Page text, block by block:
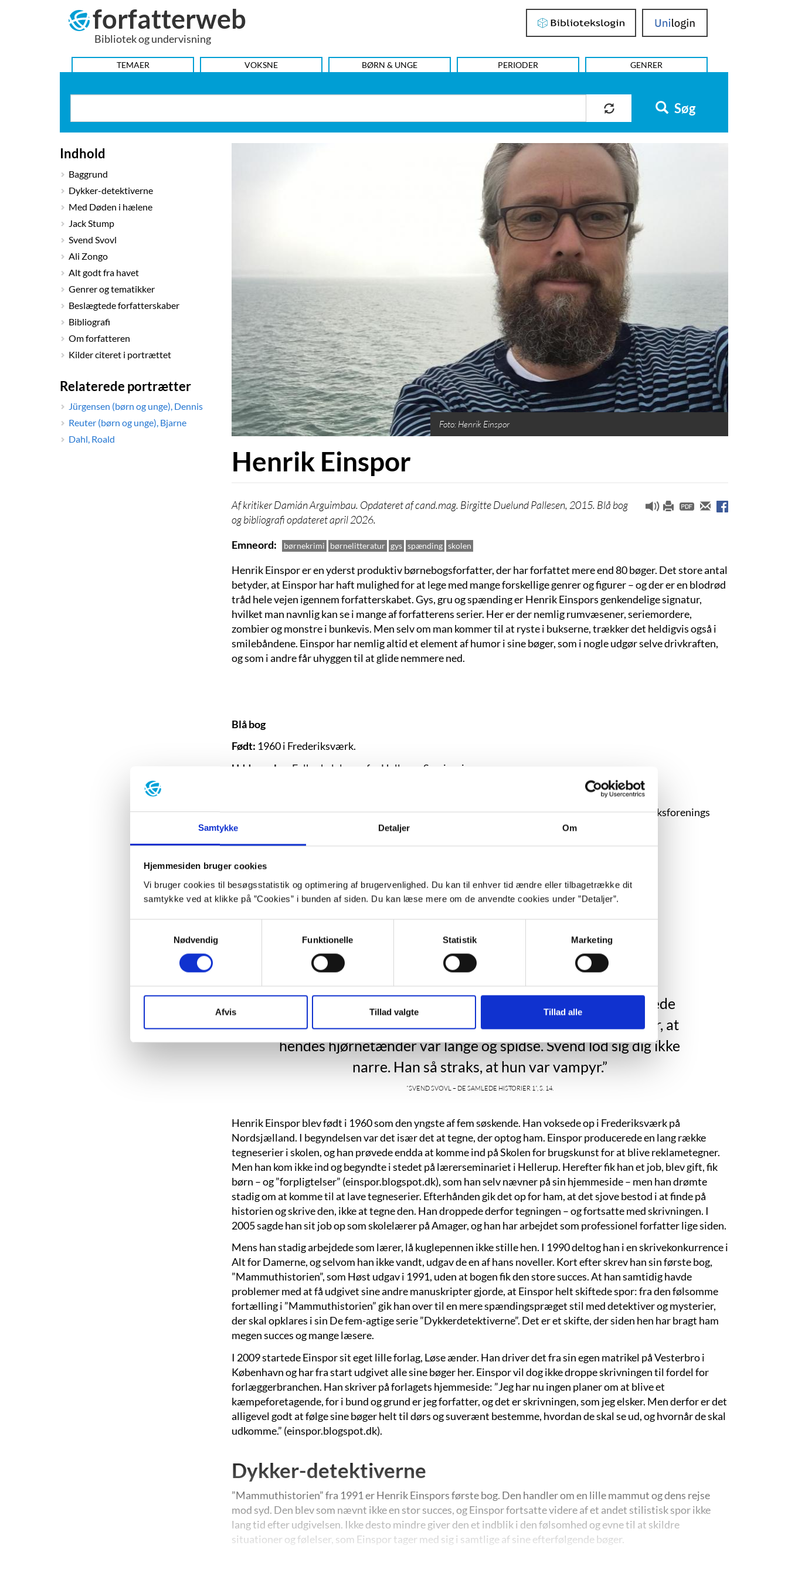
Samtykke Detaljer Om
Hjemmesiden bruger cookies
Vi bruger cookies til besøgsstatistik og optimering af brugervenlighed. Du kan til enhver tid ændre eller tilbagetrække dit
samtykke ved at klikke på ”Cookies” i bunden af siden. Du kan læse mere om de anvendte cookies under ”Detaljer”.
Nødvendig
Funktionelle Statistik Marketing
Afvis Tillad valgte Tillad alle
forfatterweb
Bibliotek og undervisning
Bibliotekslogin UniLogin
HOVEDMENU
TEMAER VOKSNE BØRN & UNGE PERIODER GENRER
Søg
Indhold
Baggrund
Dykker-detektiverne
Med Døden i hælene
Jack Stump
Svend Svovl
Ali Zongo
Alt godt fra havet
Genrer og tematikker
Beslægtede forfatterskaber
Bibliografi
Om forfatteren
Kilder citeret i portrættet
Relaterede portrætter
Jürgensen (børn og unge), Dennis
Reuter (børn og unge), Bjarne
Dahl, Roald
Foto: Henrik Einspor
Henrik Einspor
kritiker Damián Arguimbau. Opdateret af cand.mag. Birgitte Duelund Pallesen, 2015. Blå bog
og bibliografi opdateret april 2026.
Emneord
børnekrimi børnelitteratur gys spænding skolen
Henrik Einspor er en yderst produktiv børnebogsforfatter, der har forfattet mere end 80 bøger. Det store antal
betyder, at Einspor har haft mulighed for at lege med mange forskellige genrer og figurer – og der er en blodrød
tråd hele vejen igennem forfatterskabet. Gys, gru og spænding er Henrik Einspors genkendelige signatur,
hvilket man navnlig kan se i mange af forfatterens serier. Her er der nemlig rumvæsener, seriemordere,
zombier og monstre i bunkevis. Men selv om man kommer til at ryste i bukserne, trækker det heldigvis også i
smilebåndene. Einspor har nemlig altid et element af humor i sine bøger, som i nogle udgør selve drivkraften,
og som i andre får uhyggen til at glide nemmere ned.
Blå bog
Født: 1960 i Frederiksværk.
Uddannelse:
Folkeskolelærer fra Hellerup Seminarium.
Priser:Gyldendals børne- og ungdomsroman-konkurrence, 2001. Kommunernes Skolebiblioteksforenings
Forfatterpris, 2007.
Seneste udgivelse:Halloween-morderen. Løse Ænder, 2026.
Inspiration:
Baggrund
”De voksne mente, det var godt med en skrap lærer. Så lavede
børnene ikke ballade. Og frøken Syre kunne vel ikke gøre for, at
hendes hjørnetænder var lange og spidse. Svend lod sig dig ikke
narre. Han så straks, at hun var vampyr.”
”Svend Svovl – de samlede historier 1”, s. 14.
Henrik Einspor blev født i 1960 som den yngste af fem søskende. Han voksede op i Frederiksværk på
Nordsjælland. I begyndelsen var det især det at tegne, der optog ham. Einspor producerede en lang række
tegneserier i skolen, og han prøvede endda at komme ind på Skolen for brugskunst for at blive reklametegner.
Men han kom ikke ind og begyndte i stedet på lærerseminariet i Hellerup. Herefter fik han et job, blev gift, fik
børn – og ”forpligtelser” (einspor.blogspot.dk), som han selv nævner på sin hjemmeside – men han drømte
stadig om at komme til at lave tegneserier. Efterhånden gik det op for ham, at det sjove bestod i at finde på
historien og skrive den, ikke at tegne den. Han droppede derfor tegningen – og fortsatte med skrivningen. I
2005 sagde han sit job op som skolelærer på Amager, og han har arbejdet som professionel forfatter lige siden.
Mens han stadig arbejdede som lærer, lå kuglepennen ikke stille hen. I 1990 deltog han i en skrivekonkurrence i
Alt for Damerne, og selvom han ikke vandt, udgav de en af hans noveller. Kort efter skrev han sin første bog,
”Mammuthistorien”, som Høst udgav i 1991, uden at bogen fik den store succes. At han samtidig havde
problemer med at få udgivet sine andre manuskripter gjorde, at Einspor helt skiftede spor: fra den følsomme
fortælling i ”Mammuthistorien” gik han over til en mere spændingspræget stil med detektiver og mysterier,
der skal opklares i sin De fem-agtige serie ”Dykkerdetektiverne”. Det er et skifte, der siden hen har bragt ham
megen succes og mange læsere.
I 2009 startede Einspor sit eget lille forlag, Løse ænder. Han driver det fra sin egen matrikel på Vesterbro i
København og har fra start udgivet alle sine bøger her. Einspor vil dog ikke droppe skrivningen til fordel for
forlæggerbranchen. Han skriver på forlagets hjemmeside: ”Jeg har nu ingen planer om at blive et
kæmpeforetagende, for i bund og grund er jeg forfatter, og det er skrivningen, som jeg elsker. Men derfor er det
alligevel godt at følge sine bøger helt til dørs og suverænt bestemme, hvordan de skal se ud, og hvornår de skal
udkomme.” (einspor.blogspot.dk).
Dykker-detektiverne
”Mammuthistorien” fra 1991 er Henrik Einspors første bog. Den handler om en lille mammut og dens rejse
mod syd. Den blev som nævnt ikke en stor succes, og Einspor fortsatte videre af et andet stilistisk spor ikke
lang tid efter udgivelsen. Ikke desto mindre giver den et indblik i den følsomhed og evne til at skildre
situationer og følelser, som Einspor tager med sig i samtlige af sine efterfølgende bøger.